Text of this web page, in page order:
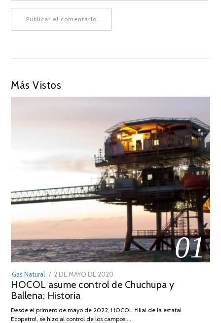
Más Vistos
01
Gas Natural
POSTED
ON
2 DE MAYO DE 2020
DE
2026
HOCOL asume control de Chuchupa y
Ballena: Historia
Desde el primero de mayo de 2022, HOCOL, filial de la estatal
Ecopetrol, se hizo al control de los campos …